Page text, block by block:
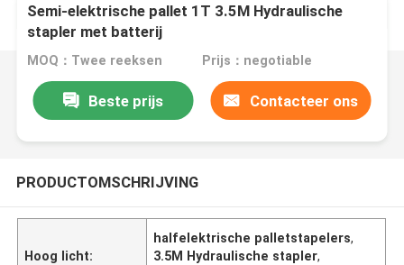
Semi-elektrische pallet 1T 3.5M Hydraulische
stapler met batterij
MOQ：Twee reeksen Prijs：negotiable
Beste prijs Contacteer ons
PRODUCTOMSCHRIJVING
Hoog licht:
halfelektrische palletstapelers,
3.5M Hydraulische stapler,